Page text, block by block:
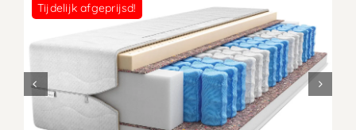
Tijdelijk afgeprijsd!